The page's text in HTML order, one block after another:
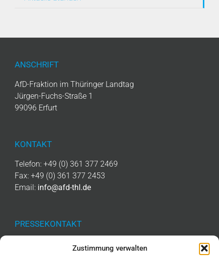
Zustimmung verwalten
ANSCHRIFT
AfD-Fraktion im Thüringer Landtag
Jürgen-Fuchs-Straße 1
99096 Erfurt
KONTAKT
Telefon: +49 (0) 361 377 2469
Fax: +49 (0) 361 377 2453
Email: info@afd-thl.de
PRESSEKONTAKT
Telefon: +49 (0) 361 377 2476